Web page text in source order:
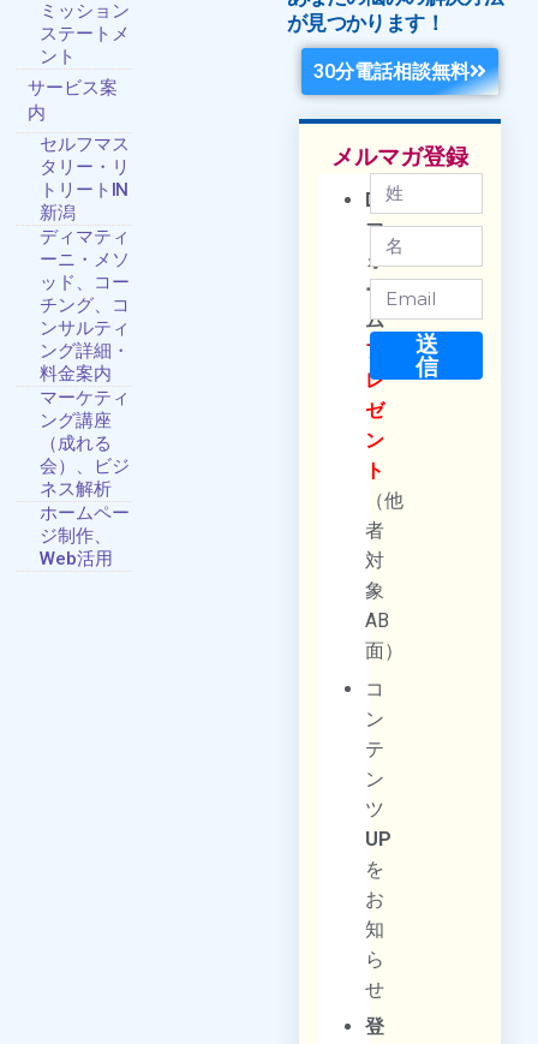
が見つかります！
30分電話相談無料
メルマガ登録
DM
フ
ォ
ー
ム
プ
レ
ゼ
ン
ト
（他
者
対
象
AB
面）
コ
ン
テ
ン
ツ
UP
を
お
知
ら
せ
登
送
信
ミッション
ステートメ
ント
サービス案
内
セルフマス
タリー・リ
トリートIN
新潟
ディマティ
ーニ・メソ
ッド、コー
チング、コ
ンサルティ
ング詳細・
料金案内
マーケティ
ング講座
（成れる
会）、ビジ
ネス解析
ホームペー
ジ制作、
Web活用